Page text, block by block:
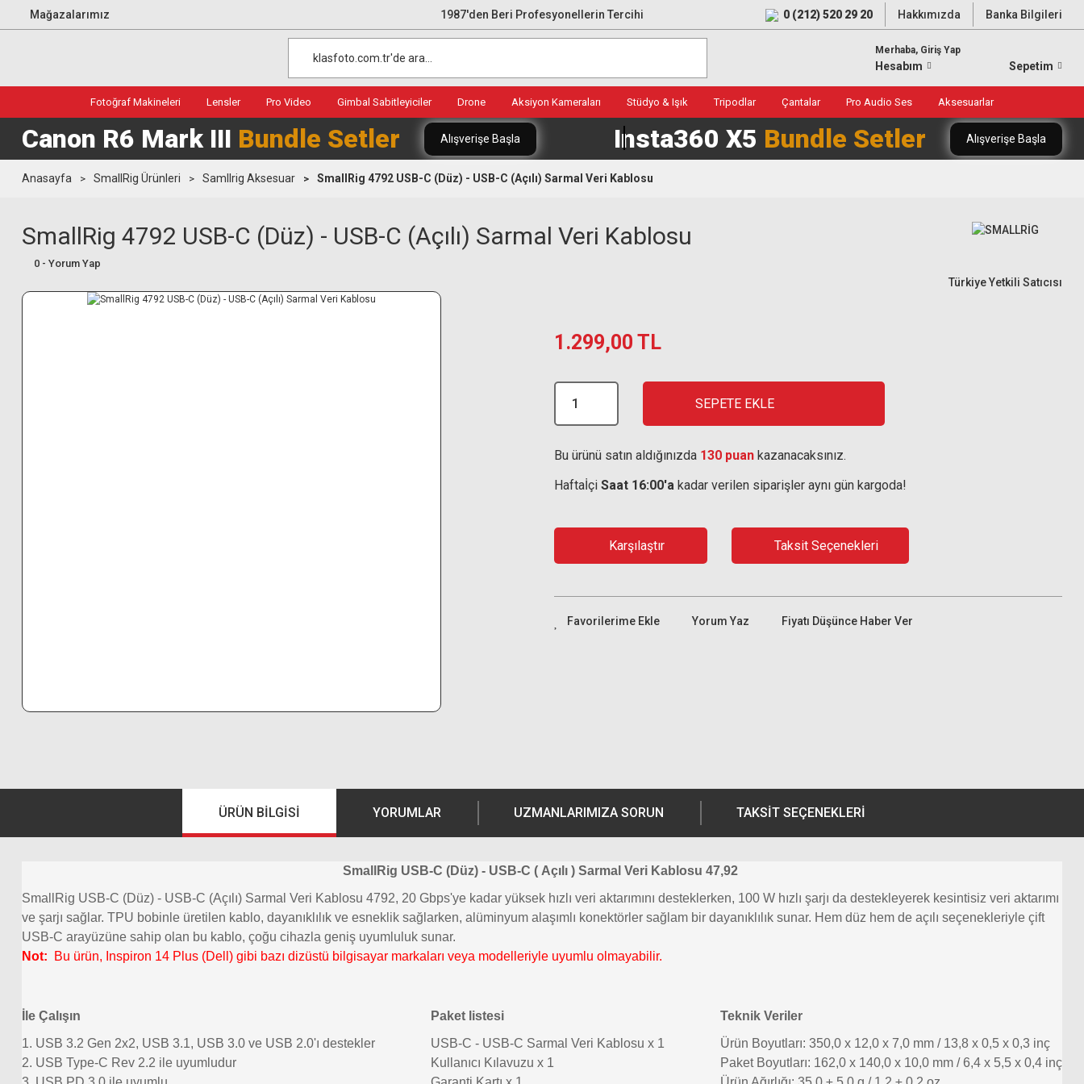
Mağazalarımız 1987'den Beri Profesyonellerin Tercihi 0 (212) 520 29 20 Hakkımızda Banka Bilgileri
Merhaba, Giriş Yap
Hesabım Sepetim
Fotoğraf Makineleri Lensler Pro Video Gimbal Sabitleyiciler Drone Aksiyon Kameraları Stüdyo & Işık Tripodlar Çantalar Pro Audio Ses Aksesuarlar
Canon R6 Mark III Bundle Setler Alışverişe Başla Insta360 X5 Bundle Setler Alışverişe Başla
Anasayfa SmallRig Ürünleri Samllrig Aksesuar SmallRig 4792 USB-C (Düz) - USB-C (Açılı) Sarmal Veri Kablosu
SmallRig 4792 USB-C (Düz) - USB-C (Açılı) Sarmal Veri Kablosu
0 - Yorum Yap
Türkiye Yetkili Satıcısı
1.299,00 TL
SEPETE EKLE
Bu ürünü satın aldığınızda 130 puan kazanacaksınız.
Haftaİçi Saat 16:00'a kadar verilen siparişler aynı gün kargoda!
Karşılaştır Taksit Seçenekleri
Yorum Yaz Fiyatı Düşünce Haber Ver
ÜRÜN BILGISI YORUMLAR UZMANLARIMIZA SORUN TAKSIT SEÇENEKLERI
SmallRig USB-C (Düz) - USB-C ( Açılı ) Sarmal Veri Kablosu 47,92
SmallRig USB-C (Düz) - USB-C (Açılı) Sarmal Veri Kablosu 4792, 20 Gbps'ye kadar yüksek hızlı veri aktarımını desteklerken, 100 W hızlı şarjı da destekleyerek kesintisiz veri aktarımı
ve şarjı sağlar. TPU bobinle üretilen kablo, dayanıklılık ve esneklik sağlarken, alüminyum alaşımlı konektörler sağlam bir dayanıklılık sunar. Hem düz hem de açılı seçenekleriyle çift
USB-C arayüzüne sahip olan bu kablo, çoğu cihazla geniş uyumluluk sunar.
Not:
Bu ürün, Inspiron 14 Plus (Dell) gibi bazı dizüstü bilgisayar markaları veya modelleriyle uyumlu olmayabilir.
İle Çalışın
1. USB 3.2 Gen 2x2, USB 3.1, USB 3.0 ve USB 2.0'ı destekler
2. USB Type-C Rev 2.2 ile uyumludur
Paket listesi
USB-C - USB-C Sarmal Veri Kablosu x 1
Kullanıcı Kılavuzu x 1
Teknik Veriler
Ürün Boyutları: 350,0 x 12,0 x 7,0 mm / 13,8 x 0,5 x 0,3 inç
Paket Boyutları: 162,0 x 140,0 x 10,0 mm / 6,4 x 5,5 x 0,4 inç